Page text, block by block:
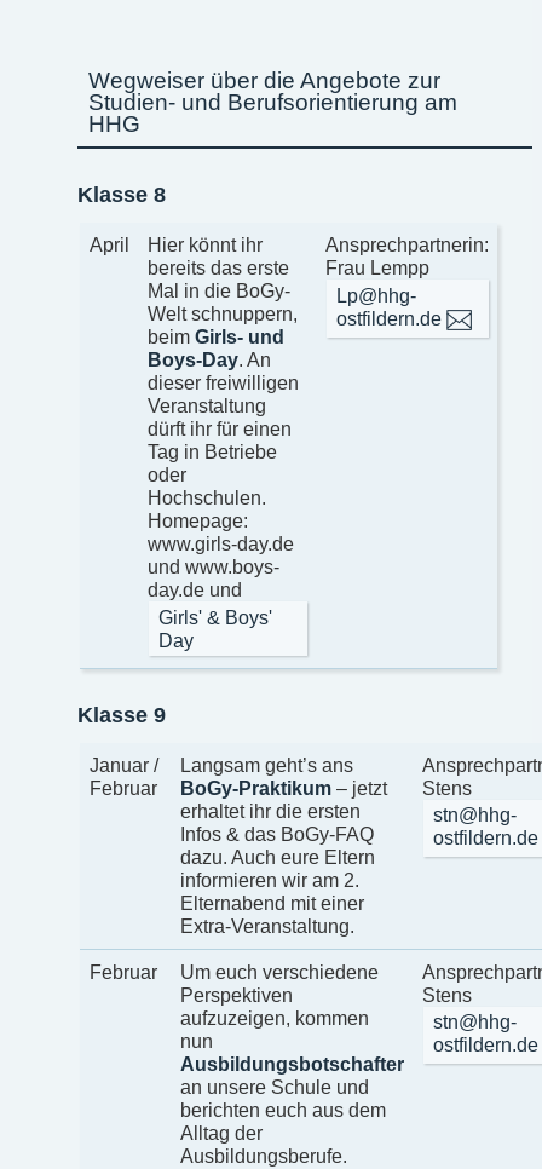
Wegweiser über die Angebote zur
Studien- und Berufsorientierung am
HHG
Klasse 8
April
Hier könnt ihr
bereits das erste
Mal in die BoGy-
Welt schnuppern,
beim Girls- und
Boys-Day. An
dieser freiwilligen
Veranstaltung
dürft ihr für einen
Tag in Betriebe
oder
Hochschulen.
Homepage:
www.girls-day.de
und www.boys-
day.de und
Girls' & Boys'
Day
Ansprechpartnerin:
Frau Lempp
Lp@hhg-
ostfildern.de
Klasse 9
Januar /
Februar
Langsam geht’s ans
BoGy-Praktikum– jetzt
erhaltet ihr die ersten
Infos & das BoGy-FAQ
dazu. Auch eure Eltern
informieren wir am 2.
Elternabend mit einer
Extra-Veranstaltung.
Stens
stn@hhg-
ostfildern.de
Februar
Um euch verschiedene
Perspektiven
aufzuzeigen, kommen
nun
Ausbildungsbotschafter
an unsere Schule und
berichten euch aus dem
Alltag der
Ausbildungsberufe.
Stens
stn@hhg-
ostfildern.de